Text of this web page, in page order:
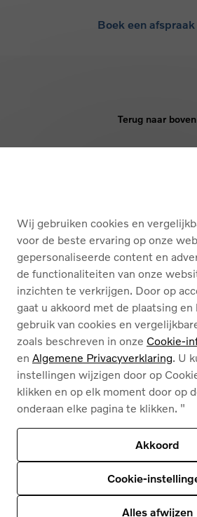
Boek een afspraak
Terug naar boven
OVER ONS
Nederlands Français
Cookies
Privacybeleid
Juridische info
Deze site wordt beschermd door reCAPTCHA en
Servicevoorwaarden zijn van
© 2026
Volvo Car Corporation (of zijn
HyperCharge | Powered
Wij gebruiken cookies en
voor de beste ervaring op onze
gepersonaliseerde content en
de functionaliteiten van onze
inzichten te verkrijgen. Door op
gaat u akkoord met de plaatsing
gebruik van cookies en
zoals beschreven in onze Cookie-
en Algemene Privacyverklaring. U
instellingen wijzigen door op
klikken en op elk moment door op
onderaan elke pagina te klikken. "
Akkoord
Cookie-
Alles afwijzen